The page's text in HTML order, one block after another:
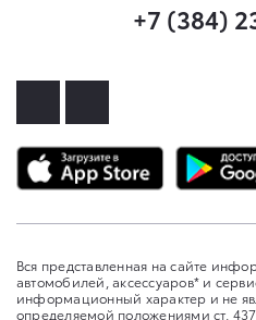
+7 (384)
Вся представленная на сайте
автомобилей, аксессуаров* и
информационный характер и не
определяемой положениями ст.